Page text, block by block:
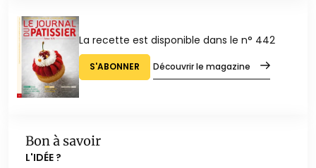
La recette est disponible dans le n° 442
S'ABONNER Découvrir le magazine
Bon à savoir
L'IDÉE ?